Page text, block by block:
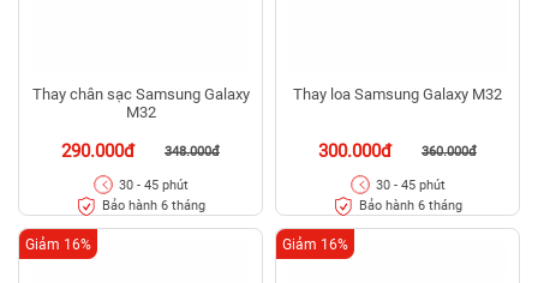
Thay chân sạc Samsung Galaxy
M32
290.000đ 348.000đ
30 - 45 phút
Bảo hành 6 tháng
Thay loa Samsung Galaxy M32
300.000đ 360.000đ
30 - 45 phút
Bảo hành 6 tháng
Giảm 16% Giảm 16%